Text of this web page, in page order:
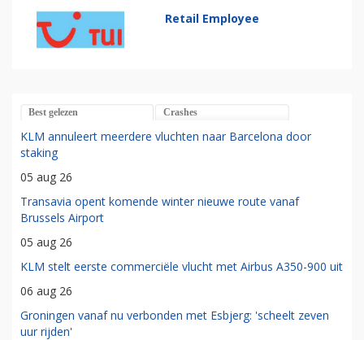
Retail Employee
Best gelezen Crashes
KLM annuleert meerdere vluchten naar Barcelona door
staking
05 aug 26
Transavia opent komende winter nieuwe route vanaf
Brussels Airport
05 aug 26
KLM stelt eerste commerciële vlucht met Airbus A350-900 uit
06 aug 26
Groningen vanaf nu verbonden met Esbjerg: 'scheelt zeven
uur rijden'